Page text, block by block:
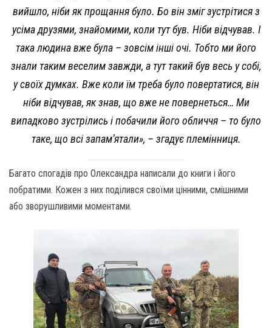
вийшло, ніби як прощання було. Бо він зміг зустрітися з
усіма друзями, знайомими, коли тут був. Ніби відчував. І
така людина вже була – зовсім інші очі. Тобто ми його
знали таким веселим завжди, а тут такий був весь у собі,
у своїх думках. Вже коли їм треба було повертатися, він
ніби відчував, як знав, що вже не повернеться… Ми
випадково зустрілись і побачили його обличчя – то було
таке, що всі запам’ятали», – згадує племінниця.
Багато спогадів про Олександра написали до книги і його
побратими. Кожен з них поділився своїми цінними, смішними
або зворушливими моментами.